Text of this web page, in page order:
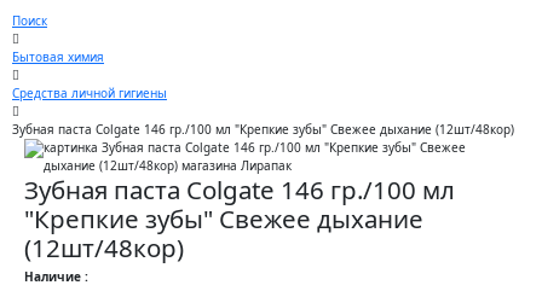
Поиск
Бытовая химия
Средства личной гигиены
Зубная паста Colgate 146 гр./100 мл "Крепкие зубы" Свежее дыхание (12шт/48кор)
Зубная паста Colgate 146 гр./100 мл
"Крепкие зубы" Свежее дыхание
(12шт/48кор)
Наличие :